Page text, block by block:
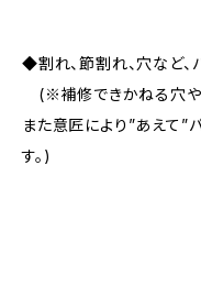
◆割れ、節割れ、穴など
(※補修できかねる穴や
また意匠により”あえて”
す。)